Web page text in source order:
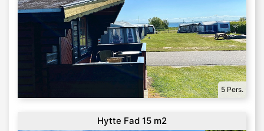
5 Pers.
Hytte Fad 15 m2